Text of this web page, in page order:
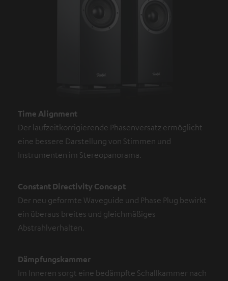
Time Alignment
Der laufzeitkorrigierende Phasenversatz ermöglicht
eine bessere Darstellung von Stimmen und
Instrumenten im Stereopanorama.
Constant Directivity Concept
Der neu geformte Waveguide und Phase Plug bewirkt
ein überaus breites und gleichmäßiges
Abstrahlverhalten.
Dämpfungskammer
Im Inneren sorgt eine bedämpfte Schallkammer nach